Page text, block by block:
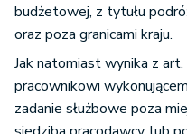
budżetowej, z tytułu
oraz poza granicami kraju.
Jak natomiast wynika z
pracownikowi
zadanie służbowe poza